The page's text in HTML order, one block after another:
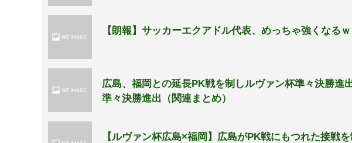
【朗報】サッカーエクアドル代表、めっちゃ強くなる
広島、福岡との延長PK戦を制しルヴァン杯準々決勝進
準々決勝進出（関連まとめ）
【ルヴァン杯広島×福岡】広島がPK戦にもつれた接戦